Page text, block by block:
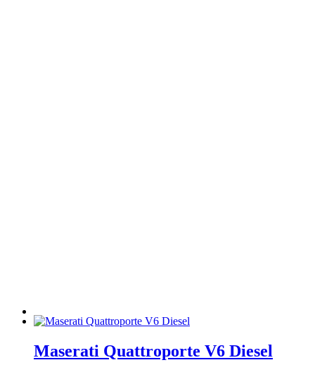
Maserati Quattroporte V6 Diesel